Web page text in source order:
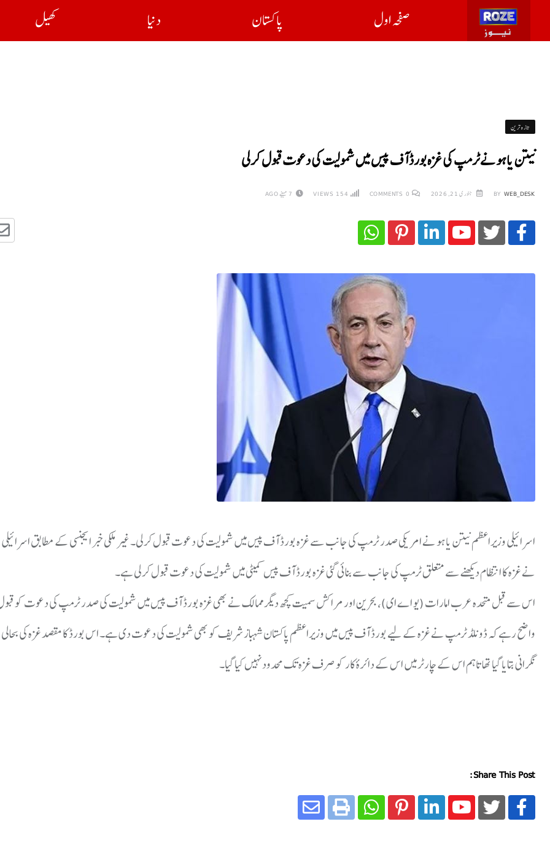
صفحہ اول پاکستان دنیا کھیل
تازہ ترین
نیتن یاہو نے ٹرمپ کی غزہ بورڈ آف پیس میں شمولیت کی دعوت قبول کرلی
BY WEB_DESK جنوری 21, 2026 0
154 7 مہینے AGO
اسرائیلی وزیراعظم نیتن یاہو نے امریکی صدر ٹرمپ کی جانب سے غزہ بورڈ آف پیس میں شمولیت کی دعوت قبول کرلی۔ غیر ملکی خبر ایجنسی کے مطابق
نے غزہ کا انتظام دیکھنے سے متعلق ٹرمپ کی جانب سے بنائی گئی غزہ بورڈ آف پیس کمیٹی میں شمولیت کی دعوت قبول کرلی ہے۔
اس سے قبل متحدہ عرب امارات (یو اے ای)، بحرین اور مراکش سمیت کچھ دیگر ممالک نے بھی غزہ بورڈ آف پیس میں شمولیت کی صدر ٹرمپ کی دعوت کو
واضح رہے کہ ڈونلڈ ٹرمپ نے غزہ کے لیے بورڈ آف پیس میں وزیراعظم پاکستان شہباز شریف کو بھی شمولیت کی دعوت دی ہے۔ اس بورڈ کا مقصد غزہ کی
نگرانی بتایا گیا تھا تاہم اس کے چارٹر میں اس کے دائرۂ کار کو صرف غزہ تک محدود نہیں کیا گیا۔
Share This Post: